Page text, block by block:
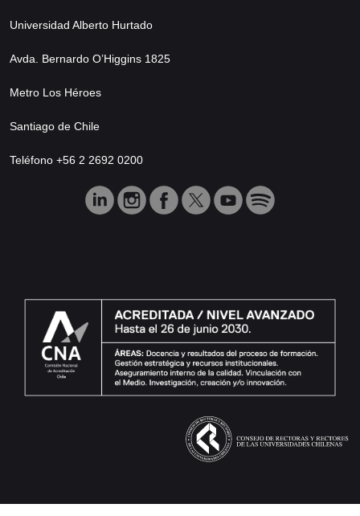
Universidad Alberto Hurtado
Avda. Bernardo O’Higgins 1825
Metro Los Héroes
Santiago de Chile
Teléfono +56 2 2692 0200